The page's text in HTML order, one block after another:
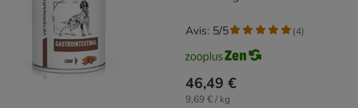
46,49 €
9,69 € / kg
Avis: 5/5 (4)